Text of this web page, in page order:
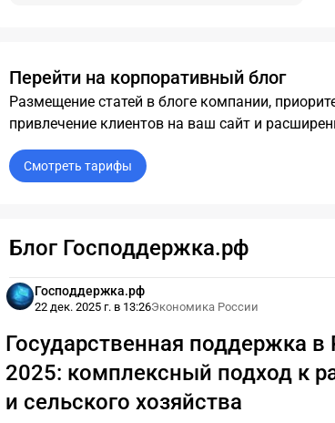
Перейти на корпоративный блог
Размещение статей в блоге компании,
привлечение клиентов на ваш сайт и
Смотреть тарифы
Блог Господдержка.рф
Господдержка.рф
22 дек. 2025 г. в 13:26Экономика России
Государственная поддержка в
2025: комплексный подход к
и сельского хозяйства